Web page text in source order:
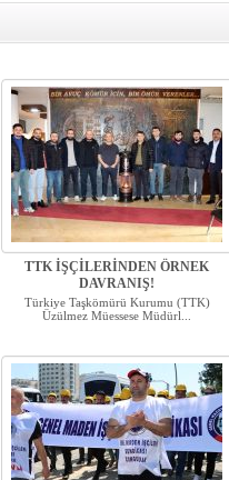
TTK İŞÇİLERİNDEN ÖRNEK
DAVRANIŞ!
Türkiye Taşkömürü Kurumu (TTK)
Üzülmez Müessese Müdürl...